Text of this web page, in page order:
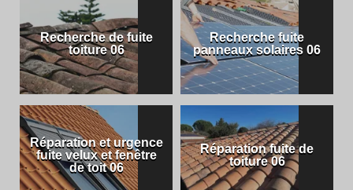
Recherche de fuite
toiture 06
Recherche fuite
panneaux solaires 06
Réparation et urgence
fuite velux et fenêtre
de toit 06
Réparation fuite de
toiture 06